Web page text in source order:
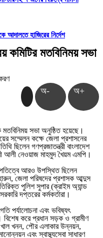
আদালতে হাজিরের নির্দেশ
কমিটির মতবিনিময় সভা
অ- অ+
সভা অনুষ্ঠিত হয়েছে।
সম্মেলন কক্ষে জেলা প্রশাসনের
ছিলেন গণপ্রজাতন্ত্রী বাংলাদেশ
আলী নেওয়াজ মাহমুদ খৈয়ম এমপি।
আরও উপস্থিত ছিলেন
জেলা পরিষদের প্রশাসক আব্দুস
পুলিশ সুপার (ক্রাইম অ্যান্ড
দপ্তরের কর্মকর্তারা।
পর্যালোচনা এবং ভবিষ্যৎ
বিশেষ করে প্রধান সড়ক ও গ্রামীণ
খনন, পৌর এলাকার উন্নয়ন,
এবং স্বাস্থ্যসেবা সাধারণ